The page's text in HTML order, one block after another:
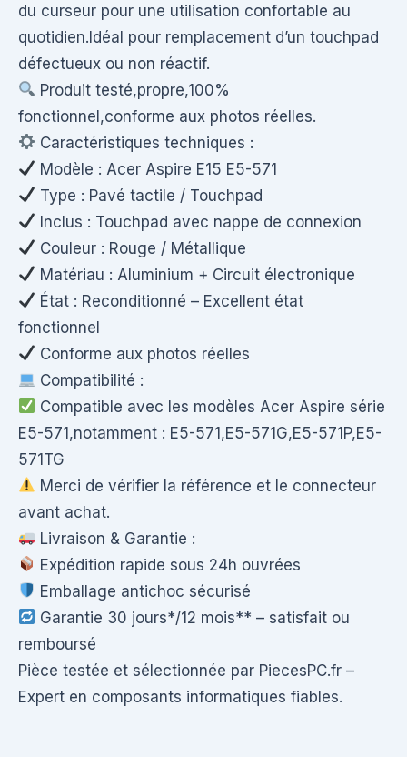
du curseur pour une utilisation confortable au
quotidien.Idéal pour remplacement d’un touchpad
défectueux ou non réactif.
Produit testé,propre,100%
fonctionnel,conforme aux photos réelles.
Caractéristiques techniques :
Modèle : Acer Aspire E15 E5-571
Type : Pavé tactile / Touchpad
Inclus : Touchpad avec nappe de connexion
Couleur : Rouge / Métallique
Matériau : Aluminium + Circuit électronique
État : Reconditionné – Excellent état
fonctionnel
Conforme aux photos réelles
Compatibilité :
Compatible avec les modèles Acer Aspire série
E5-571,notamment : E5-571,E5-571G,E5-571P,E5-
571TG
Merci de vérifier la référence et le connecteur
avant achat.
Livraison & Garantie :
Expédition rapide sous 24h ouvrées
Emballage antichoc sécurisé
Garantie 30 jours*/12 mois** – satisfait ou
remboursé
Pièce testée et sélectionnée par PiecesPC.fr –
Expert en composants informatiques fiables.